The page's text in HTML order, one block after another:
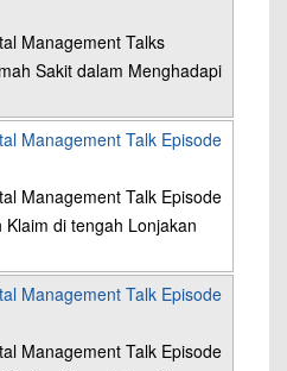
Management Talks
Sakit dalam Menghadapi
Management Talk Episode
Management Talk Episode
di tengah Lonjakan
Management Talk Episode
Management Talk Episode